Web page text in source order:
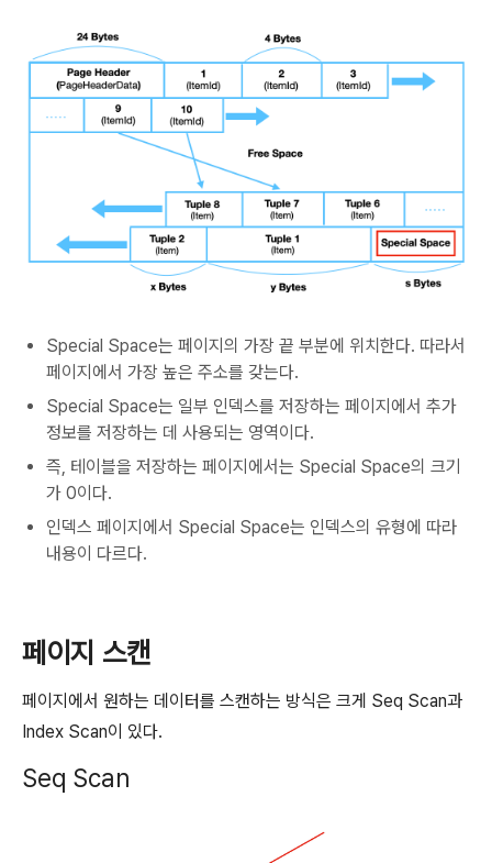
Special Space는 페이지의 가장 끝 부분에 위치한다. 따라서
페이지에서 가장 높은 주소를 갖는다.
Special Space는 일부 인덱스를 저장하는 페이지에서 추가
정보를 저장하는 데 사용되는 영역이다.
즉, 테이블을 저장하는 페이지에서는 Special Space의 크기
가 0이다.
인덱스 페이지에서 Special Space는 인덱스의 유형에 따라
내용이 다르다.
페이지 스캔
페이지에서 원하는 데이터를 스캔하는 방식은 크게 Seq Scan과
Index Scan이 있다.
Seq Scan